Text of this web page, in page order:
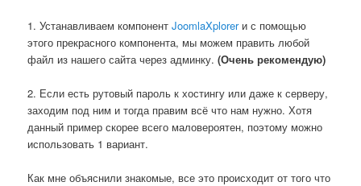
1. Устанавливаем компонентJoomlaXplorerи с помощью
этого прекрасного компонента, мы можем править любой
файл из нашего сайта через админку.(Очень рекомендую)
2. Если есть рутовый пароль к хостингу или даже к серверу,
заходим под ним и тогда правим всё что нам нужно. Хотя
данный пример скорее всего маловероятен, поэтому можно
использовать 1 вариант.
Как мне объяснили знакомые, все это происходит от того что